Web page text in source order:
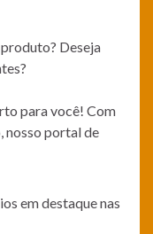
Deseja
para você! Com
nosso portal de
em destaque nas